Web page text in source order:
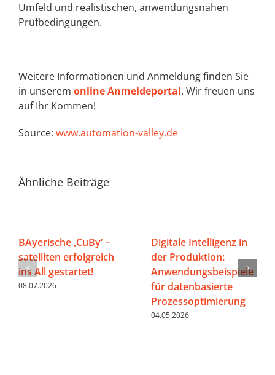
Umfeld und realistischen, anwendungsnahen
Prüfbedingungen.
Weitere Informationen und Anmeldung finden Sie
in unserem online Anmeldeportal. Wir freuen uns
auf Ihr Kommen!
Source: www.automation-valley.de
Ähnliche Beiträge
BAyerische ‚CuBy‘ –
satelliten erfolgreich
ins All gestartet!
08.07.2026
Digitale Intelligenz in
der Produktion:
Anwendungsbeispiele
für datenbasierte
Prozessoptimierung
04.05.2026